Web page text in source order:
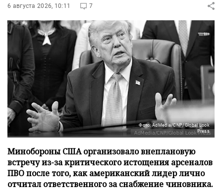
6 августа 2026, 10:11 7
Фото: AdMedia/CNP/Global Look
Press
Минобороны США организовало внеплановую
встречу из-за критического истощения арсеналов
ПВО после того, как американский лидер лично
отчитал ответственного за снабжение чиновника.